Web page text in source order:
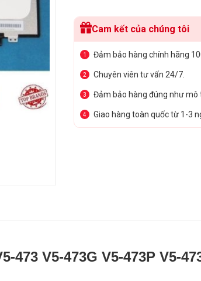
Cam kết của chúng tôi
1 Đảm bảo hàng chính hãng
2 Chuyên viên tư vấn 24/7.
3 Đảm bảo hàng đúng như mô
4 Giao hàng toàn quốc từ 1-3
V5-473G V5-473P V5-